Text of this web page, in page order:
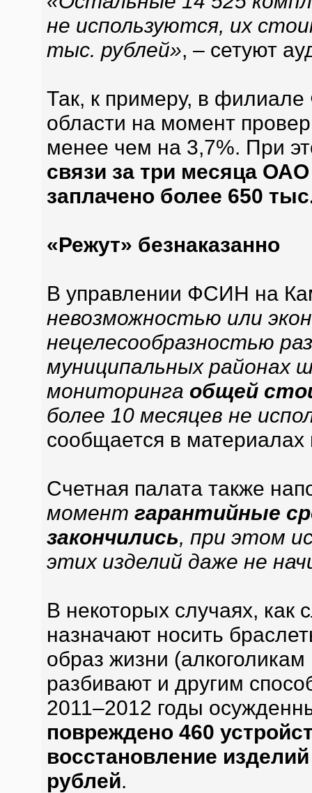
не используются, их
тыс. рублей», – сетуют
Так, к примеру, в
области на момент
менее чем на 3,7%. При
связи за три месяца
заплачено более 650
«Режут» безнаказанно
В управлении ФСИН на
невозможностью или
нецелесообразностью
муниципальных районах
мониторинга общей
более 10 месяцев не
сообщается в материалах
Счетная палата также
момент гарантийные
закончились, при этом
этих изделий даже не
В некоторых случаях, как
назначают носить
образ жизни
разбивают и другим
2011–2012 годы
повреждено 460
восстановление
рублей.